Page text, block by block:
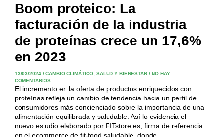
Boom proteico: La
facturación de la industria
de proteínas crece un 17,6%
en 2023
13/03/2024 / CAMBIO CLIMÁTICO SALUD Y BIENESTAR / NO HAY
COMENTARIOS
El incremento en la oferta de productos enriquecidos con
proteínas refleja un cambio de tendencia hacia un perfil de
consumidores más concienciado sobre la importancia de una
alimentación equilibrada y saludable. Así lo evidencia el
nuevo estudio elaborado por FITstore.es, firma de referencia
en el ecommerce de fit-food saludable, donde